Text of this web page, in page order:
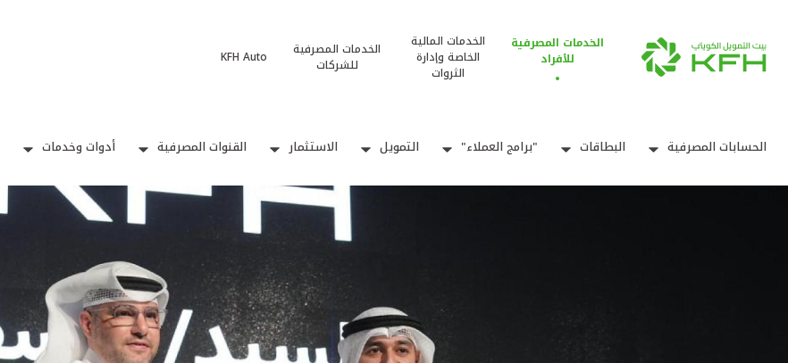
الخدمات المصرفية
للأفراد
الخدمات المالية
الخاصة وإدارة
الثروات
الخدمات المصرفية
للشركات
KFH Auto
الحسابات المصرفية البطاقات "برامج العملاء" التمويل الاستثمار القنوات المصرفية أدوات وخدمات